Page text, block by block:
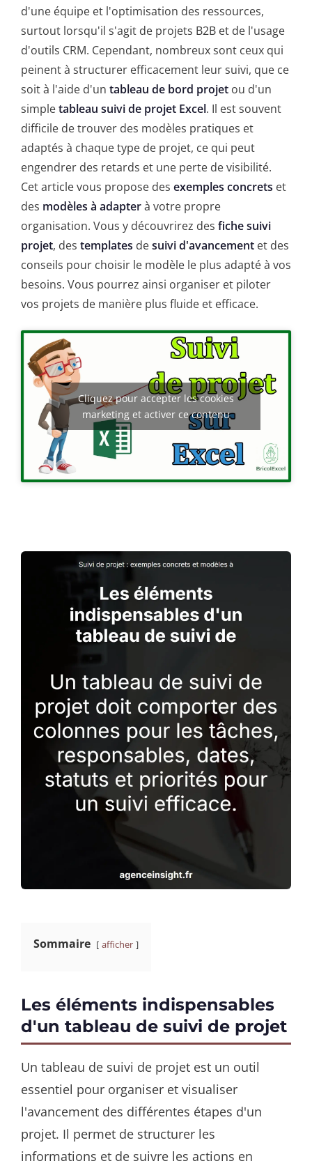
d'une équipe et l'optimisation des ressources,
surtout lorsqu'il s'agit de projets B2B et de l'usage
d'outils CRM. Cependant, nombreux sont ceux qui
peinent à structurer efficacement leur suivi, que ce
soit à l'aide d'un tableau de bord projet ou d'un
simpletableau suivi de projet Excel. Il est souvent
difficile de trouver des modèles pratiques et
adaptés à chaque type de projet, ce qui peut
engendrer des retards et une perte de visibilité.
Cet article vous propose des exemples concrets et
des modèles à adapterà votre propre
organisation. Vous y découvrirez des fiche suivi
projet, des templates desuivi d'avancement et des
conseils pour choisir le modèle le plus adapté à vos
besoins. Vous pourrez ainsi organiser et piloter
vos projets de manière plus fluide et efficace.
Cliquez pour accepter les cookies
marketing et activer ce contenu
Sommaire afficher
Les éléments indispensables
d'un tableau de suivi de projet
Un tableau de suivi de projet est un outil
essentiel pour organiser et visualiser
l'avancement des différentes étapes d'un
projet. Il permet de structurer les
informations et de suivre les actions en